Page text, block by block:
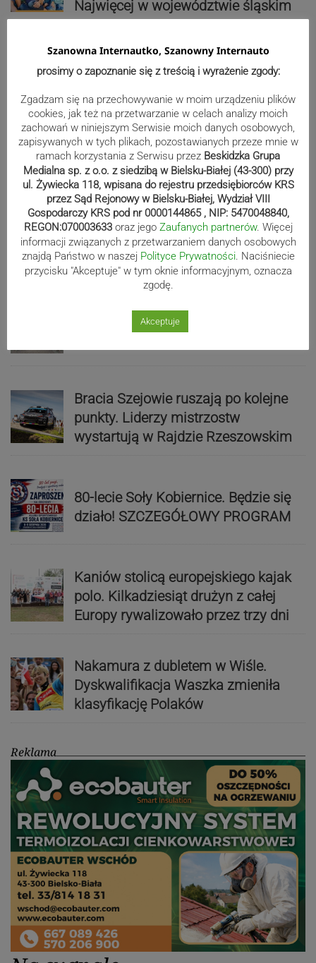
Najwięcej w województwie śląskim
Reklama
Sport
Mistrzowie świata z MCK Żywiec!
Bracia Szejowie ruszają po kolejne
punkty. Liderzy mistrzostw
wystartują w Rajdzie Rzeszowskim
80-lecie Soły Kobiernice. Będzie się
działo! SZCZEGÓŁOWY PROGRAM
Kaniów stolicą europejskiego kajak
polo. Kilkadziesiąt drużyn z całej
Europy rywalizowało przez trzy dni
Nakamura z dubletem w Wiśle.
Dyskwalifikacja Waszka zmieniła
klasyfikację Polaków
Reklama
Szanowna Internautko, Szanowny Internauto
prosimy o zapoznanie się z treścią i wyrażenie zgody:
Zgadzam się na przechowywanie w moim urządzeniu plików
cookies, jak też na przetwarzanie w celach analizy moich
zachowań w niniejszym Serwisie moich danych osobowych,
zapisywanych w tych plikach, pozostawianych przeze mnie w
ramach korzystania z Serwisu przez Beskidzka Grupa
Medialna sp. z o.o. z siedzibą w Bielsku-Białej (43-300) przy
ul. Żywiecka 118, wpisana do rejestru przedsiębiorców KRS
przez Sąd Rejonowy w Bielsku-Białej, Wydział VIII
Gospodarczy KRS pod nr 0000144865 , NIP: 5470048840,
REGON:070003633 oraz jego Zaufanych partnerów. Więcej
informacji związanych z przetwarzaniem danych osobowych
znajdą Państwo w naszej Polityce Prywatności. Naciśniecie
przycisku "Akceptuje" w tym oknie informacyjnym, oznacza
zgodę.
Akceptuje